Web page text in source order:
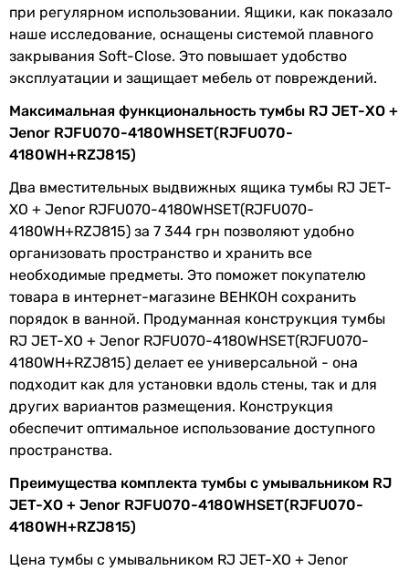
Увидели ошибку в описании или характеристиках?
Сообщите нам об этом!
Сообщить об ошибке
Характеристики, комплектация и фотографии RJ JET-ХО +
Jenor RJFU070-4180WHSET(RJFU070-4180WH+RZJ815) носят
ознакомительный характер и могут изменяться
ответственности за изменения, внесенные производителем.
при регулярном использовании. Ящики, как показало
наше исследование, оснащены системой плавного
закрывания Soft-Close. Это повышает удобство
эксплуатации и защищает мебель от повреждений.
Максимальная функциональность тумбы RJ JET-ХО +
Jenor RJFU070-4180WHSET(RJFU070-
4180WH+RZJ815)
Два вместительных выдвижных ящика тумбы RJ JET-
ХО + Jenor RJFU070-4180WHSET(RJFU070-
4180WH+RZJ815) за 7 344 грн позволяют удобно
организовать пространство и хранить все
необходимые предметы. Это поможет покупателю
товара в интернет-магазине ВЕНКОН сохранить
порядок в ванной. Продуманная конструкция тумбы
RJ JET-ХО + Jenor RJFU070-4180WHSET(RJFU070-
4180WH+RZJ815) делает ее универсальной - она
подходит как для установки вдоль стены, так и для
других вариантов размещения. Конструкция
обеспечит оптимальное использование доступного
пространства.
Преимущества комплекта тумбы с умывальником RJ
JET-ХО + Jenor RJFU070-4180WHSET(RJFU070-
4180WH+RZJ815)
Цена тумбы с умывальником RJ JET-ХО + Jenor